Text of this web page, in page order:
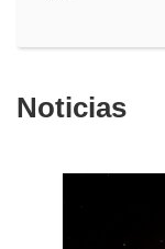
Noticias